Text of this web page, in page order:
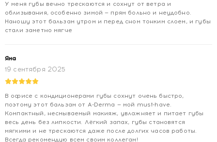
У меня губы вечно трескаются и сохнут от ветра и
облизывания, особенно зимой — прям больно и неудобно.
Наношу этот бальзам утром и перед сном тонким слоем, и губы
стали заметно мягче
Яна
19 сентября 2025
В офисе с кондиционерами губы сохнут очень быстро,
поэтому этот бальзам от A-Derma — мой must-have.
Компактный, несмываемый макияж, увлажняет и питает губы
весь день без липкости. Лёгкий запах, губы становятся
мягкими и не трескаются даже после долгих часов работы.
Всегда рекомендую всем своим коллегам!